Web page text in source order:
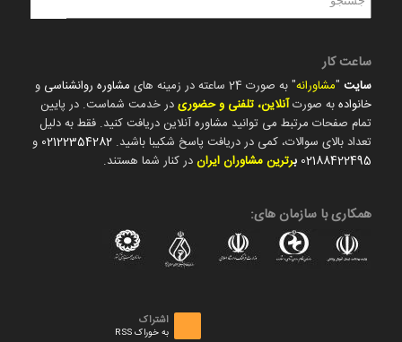
ساعت کار
سایت"مشاورانه" به صورت 24 ساعته در زمینه های مشاوره روانشناسی و
خانوادهبه صورتآنلاین، تلفنی و حضوریدر خدمت شماست. در پایین
تمام صفحات مرتبط می توانید مشاوره آنلاین دریافت کنید. فقط به دلیل
تعداد بالای سوالات، کمی در دریافت پاسخ شکیبا باشید. 02122354282 و
02188422495 برترین مشاوران ایراندر کنار شما هستند.
همکاری با سازمان های:
اشتراک
به خوراک RSS